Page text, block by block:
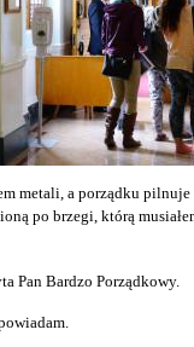
metali, a porządku pilnuje
po brzegi, którą
Pan Bardzo Porządkowy.